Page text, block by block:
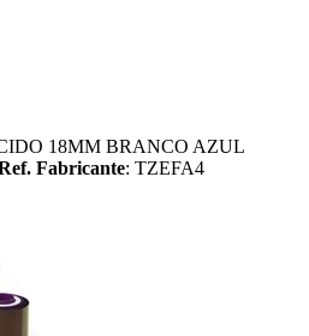
18MM BRANCO AZUL
Fabricante: TZEFA4